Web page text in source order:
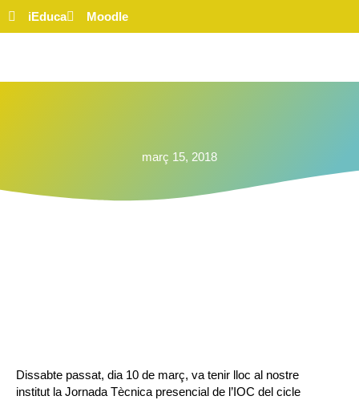
iEduca Moodle
març 15, 2018
Dissabte passat, dia 10 de març, va tenir lloc al nostre
institut la Jornada Tècnica presencial de l’IOC del cicle